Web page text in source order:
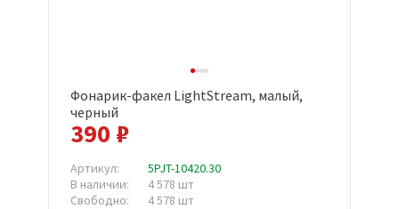
Фонарик-факел LightStream, малый,
черный
390 ₽
Артикул:
5PJT-10420.30
В наличии:
4 578 шт
Свободно:
4 578 шт